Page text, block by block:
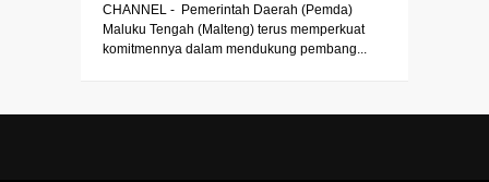
CHANNEL - Pemerintah Daerah (Pemda)
Maluku Tengah (Malteng) terus memperkuat
komitmennya dalam mendukung pembang...